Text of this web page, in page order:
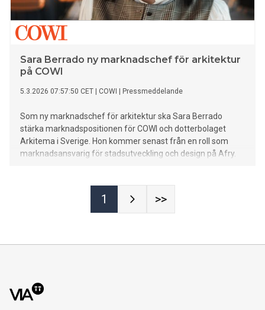
Sara Berrado ny marknadschef för arkitektur
på COWI
5.3.2026 07:57:50 CET COWI Pressmeddelande
Som ny marknadschef för arkitektur ska Sara Berrado
stärka marknadspositionen för COWI och dotterbolaget
Arkitema i Sverige. Hon kommer senast från en roll som
marknadsansvarig för stadsutveckling och design på Afry.
1 >>